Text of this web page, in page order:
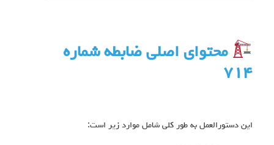
محتوای اصلی ضابطه شماره
۷۱۴
این دستورالعمل به طور کلی شامل موارد زیر است: